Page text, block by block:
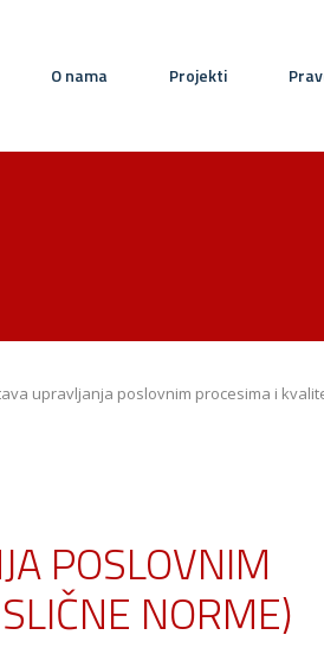
O nama Projekti
upravljanja poslovnim procesima i
POSLOVNIM
NORME)